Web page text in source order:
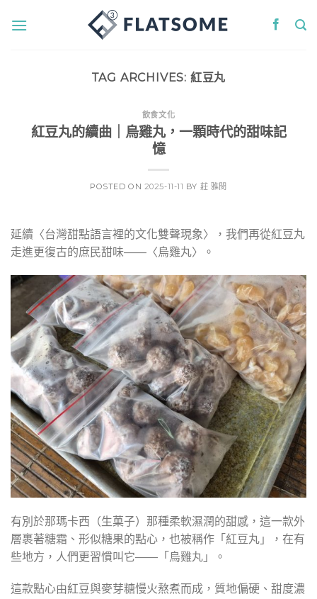
TAG ARCHIVES: 紅豆丸
飲食文化
紅豆丸的續曲｜烏雞丸，一顆時代的甜味記
憶
POSTED ON 2025-11-11 BY 莊 雅閔
延續〈台灣甜點語言裡的文化雙聲現象〉，我們再從紅豆丸
走進更復古的庶民甜味——〈烏雞丸〉。
有別於那瑪卡西（生菓子）那種柔軟濕潤的甜感，這一款外
層裹著糖霜、形似糖果的點心，也被稱作「紅豆丸」，在有
些地方，人們更習慣叫它——「烏雞丸」。
這款點心由紅豆與麥芽糖慢火熬煮而成，質地偏硬、甜度濃